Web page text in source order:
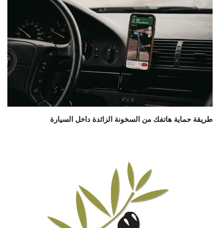
طريقة حماية هاتفك من السخونة الزائدة داخل السيارة